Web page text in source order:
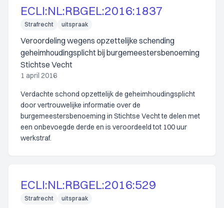
ECLI:NL:RBGEL:2016:1837
Strafrecht uitspraak
Veroordeling wegens opzettelijke schending
geheimhoudingsplicht bij burgemeestersbenoeming
Stichtse Vecht
1 april 2016
Verdachte schond opzettelijk de geheimhoudingsplicht
door vertrouwelijke informatie over de
burgemeestersbenoeming in Stichtse Vecht te delen met
een onbevoegde derde en is veroordeeld tot 100 uur
werkstraf.
ECLI:NL:RBGEL:2016:529
Strafrecht uitspraak